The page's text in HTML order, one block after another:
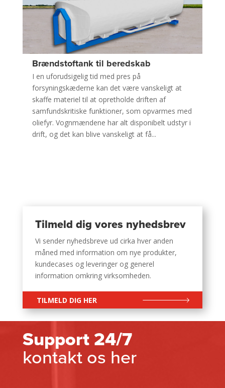
Brændstoftank til beredskab
I en uforudsigelig tid med pres på
forsyningskæderne kan det være vanskeligt at
skaffe materiel til at opretholde driften af
samfundskritiske funktioner, som opvarmes med
oliefyr. Vognmændene har alt disponibelt udstyr i
drift, og det kan blive vanskeligt at få...
Tilmeld dig vores nyhedsbrev
Vi sender nyhedsbreve ud cirka hver anden
måned med information om nye produkter,
kundecases og leveringer og generel
information omkring virksomheden.
TILMELD DIG HER
Support 24/7
kontakt os her